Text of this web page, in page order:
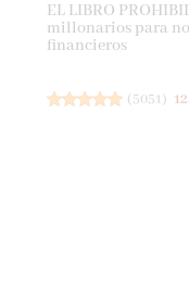
EL LIBRO
millonarios para
financieros
(5051 )